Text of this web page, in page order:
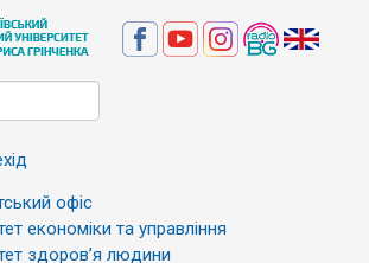
офіс
економіки та управління
здоров’я людини